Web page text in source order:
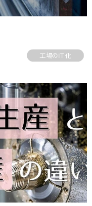
工場のIT化